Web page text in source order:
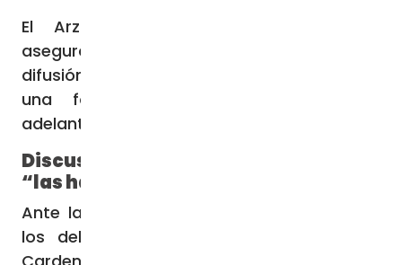
El Arzobispo Emérito de Guadalajara
aseguró que, desde su redacción hasta su
difusión pública, los cinco cardenales, “de
una forma unánime, quisimos seguir
adelante en esto de los
Discusiones en la Iglesia Católica
“las ha habido siempre”
Ante la preocupación de los católicos por
los debates doctrinales en la Iglesia, el